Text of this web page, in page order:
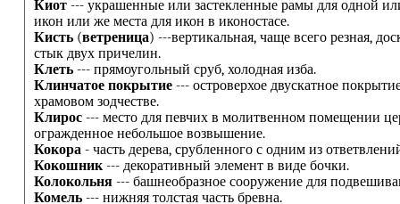
Киот --- украшенные или застекленные рамы для одной
икон или же места для икон в иконостасе.
Кисть(ветреница) ---вертикальная, чаще всего резная,
стык двух причелин.
Клеть--- прямоугольный сруб, холодная изба.
Клинчатое покрытие --- островерхое двускатное
храмовом зодчестве.
Клирос --- место для певчих в молитвенном помещении
огражденное небольшое возвышение.
Кокора- часть дерева, срубленного с одним из
Кокошник--- декоративный элемент в виде бочки.
Колокольня--- башнеобразное сооружение для
Комель --- нижняя толстая часть бревна.